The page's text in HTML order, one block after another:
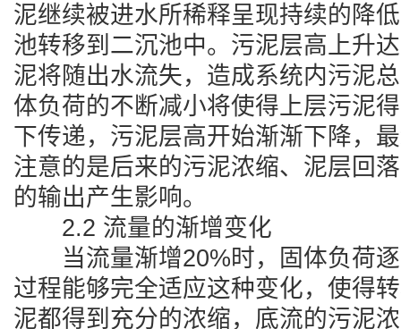
泥继续被进水所稀释呈现持续的降
池转移到二沉池中。污泥层高上升
泥将随出水流失，造成系统内污泥
体负荷的不断减小将使得上层污泥
下传递，污泥层高开始渐渐下降，
注意的是后来的污泥浓缩、泥层回
的输出产生影响。
2.2 流量的渐增变化
当流量渐增20%时，固体负荷逐
过程能够完全适应这种变化，使得
泥都得到充分的浓缩，底流的污泥